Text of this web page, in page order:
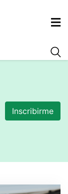
Inscribirme